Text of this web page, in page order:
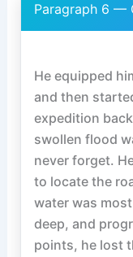
Paragraph 6 —
He equipped
and then
expedition
swollen flood
never forget.
to locate the
water was
deep, and
points, he lost